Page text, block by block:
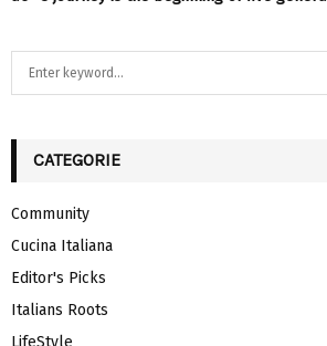
h
o
r
:
CATEGORIE
Community
Cucina Italiana
Editor's Picks
Italians Roots
LifeStyle